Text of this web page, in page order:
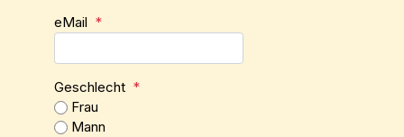
eMail *
Geschlecht *
Frau
Mann